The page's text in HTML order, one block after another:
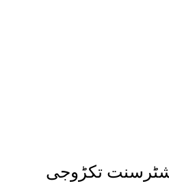
شٹرسنت تکڑوجی